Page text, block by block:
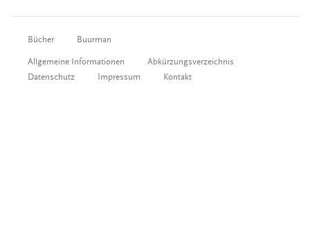
Bücher Buurman
Allgemeine Informationen
Abkürzungsverzeichnis
Datenschutz
Impressum Kontakt